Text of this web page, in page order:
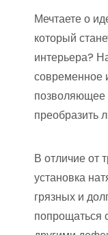
Мечтаете о
который
интерьера?
современное
позволяющее
преобразить
В отличие от
установка
грязных и
попрощаться